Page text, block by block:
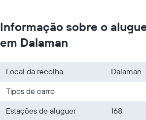
Informação sobre o
em Dalaman
Local da recolha
Dalaman
Tipos de carro
Estações de aluguer
168